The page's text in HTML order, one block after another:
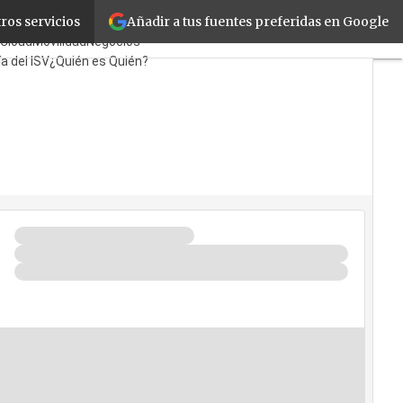
Añadir a tus fuentes preferidas en Google
servicios
TicPymes
CloudMovilidadNegocios
del ISV¿Quién es Quién?